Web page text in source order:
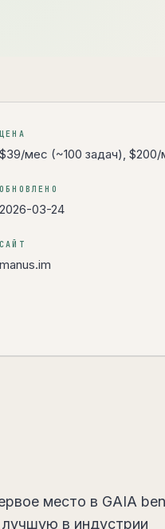
ЦЕНА
$39/мес (~100 задач),
ОБНОВЛЕНО
2026-03-24
САЙТ
manus.im
место в GAIA
лучшую в индустрии